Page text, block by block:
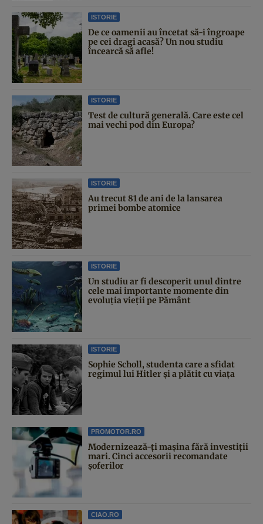
ISTORIE
De ce oamenii au încetat să-i îngroape
pe cei dragi acasă? Un nou studiu
încearcă să afle!
ISTORIE
Test de cultură generală. Care este cel
mai vechi pod din Europa?
ISTORIE
Au trecut 81 de ani de la lansarea
primei bombe atomice
ISTORIE
Un studiu ar fi descoperit unul dintre
cele mai importante momente din
evoluția vieții pe Pământ
ISTORIE
Sophie Scholl, studenta care a sfidat
regimul lui Hitler și a plătit cu viața
PROMOTOR.RO
Modernizează-ți mașina fără investiții
mari. Cinci accesorii recomandate
șoferilor
CIAO.RO